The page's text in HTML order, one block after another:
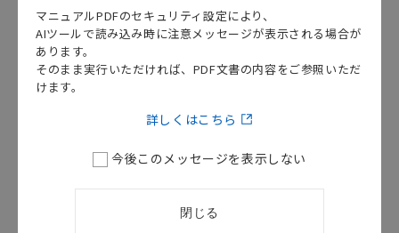
R88D-
H/-
ボ
シ
マニュアルPDFのセキュリティ設定により、
AIツールで読み込み時に注意メッセージが表示される場合が
あります。
そのまま実行いただければ、PDF文書の内容をご参照いただ
けます。
詳しくはこちら
今後このメッセージを表示しない
閉じる